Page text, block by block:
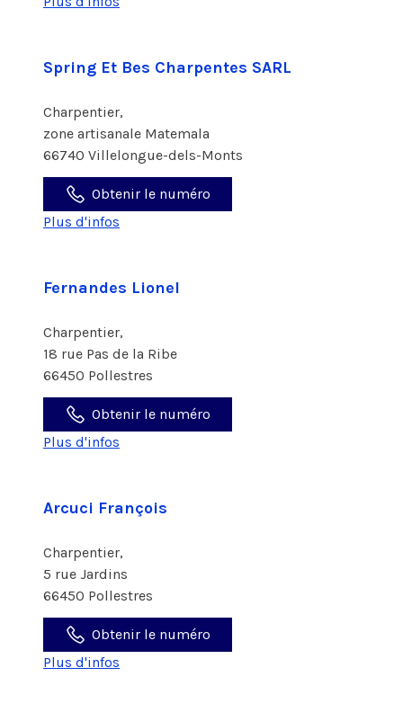
Spring Et Bes Charpentes SARL
Charpentier,
zone artisanale Matemala
66740 Villelongue-dels-Monts
Obtenir le numéro
Plus d'infos
Fernandes Lionel
Charpentier,
18 rue Pas de la Ribe
66450 Pollestres
Obtenir le numéro
Plus d'infos
Arcuci François
Charpentier,
5 rue Jardins
66450 Pollestres
Obtenir le numéro
Plus d'infos